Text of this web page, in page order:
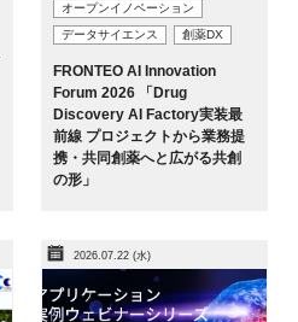
オープンイノベーション
データサイエンス
創薬DX
FRONTEO AI Innovation
Forum 2026 「Drug
Discovery AI Factory実装最
前線 プロジェクトから業務提
携・共同創薬へと広がる共創
の形」
2026.07.22 (水)